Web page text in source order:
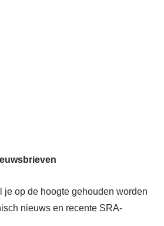
je op de hoogte gehouden worden
nieuws en recente SRA-